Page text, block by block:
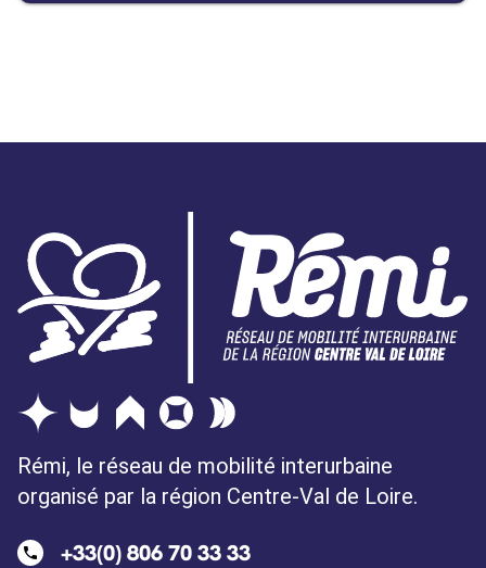
Rémi, le réseau de mobilité interurbaine
organisé par la région Centre-Val de Loire.
+33(0) 806 70 33 33